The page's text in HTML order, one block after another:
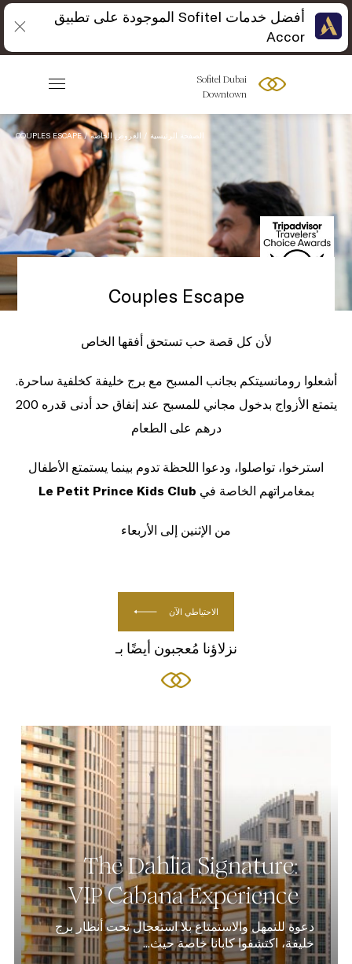
Sofitel Dubai
Downtown
الصفحة الرئيسية العروض الخاصة COUPLES ESCAPE
Couples Escape
لأن كل قصة حب تستحق أفقها الخاص
أشعلوا رومانسيتكم بجانب المسبح مع برج خليفة كخلفية ساحرة.
يتمتع الأزواج بدخول مجاني للمسبح عند إنفاق حد أدنى قدره 200
درهم على الطعام
استرخوا، تواصلوا، ودعوا اللحظة تدوم بينما يستمتع الأطفال
بمغامراتهم الخاصة في Le Petit Prince Kids Club
من الإثنين إلى الأربعاء
الاحتياطي الآن
نزلاؤنا مُعجبون أيضًا بـ
The Dahlia Signature:
VIP Cabana Experience
دعوة للتمهل والاستمتاع بلا استعجال تحت أنظار برج
خليفة، اكتشفوا كابانا خاصة حيث...
أفضل خدمات Sofitel الموجودة على تطبيق
Accor